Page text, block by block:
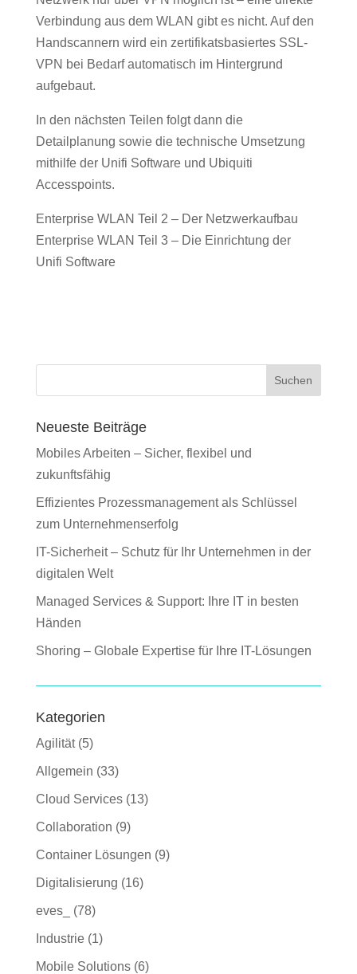
Verbindung aus dem WLAN gibt es nicht. Auf den
Handscannern wird ein zertifikatsbasiertes SSL-
VPN bei Bedarf automatisch im Hintergrund
aufgebaut.
In den nächsten Teilen folgt dann die
Detailplanung sowie die technische Umsetzung
mithilfe der Unifi Software und Ubiquiti
Accesspoints.
Enterprise WLAN Teil 2 – Der Netzwerkaufbau
Enterprise WLAN Teil 3 – Die Einrichtung der
Unifi Software
Suchen
Neueste Beiträge
Mobiles Arbeiten – Sicher, flexibel und
zukunftsfähig
Effizientes Prozessmanagement als Schlüssel
zum Unternehmenserfolg
IT-Sicherheit – Schutz für Ihr Unternehmen in der
digitalen Welt
Managed Services & Support: Ihre IT in besten
Händen
Shoring – Globale Expertise für Ihre IT-Lösungen
Kategorien
Agilität(5)
Allgemein (33)
Cloud Services(13)
Collaboration (9)
Container Lösungen (9)
Digitalisierung (16)
eves_ (78)
Industrie(1)
Mobile Solutions(6)